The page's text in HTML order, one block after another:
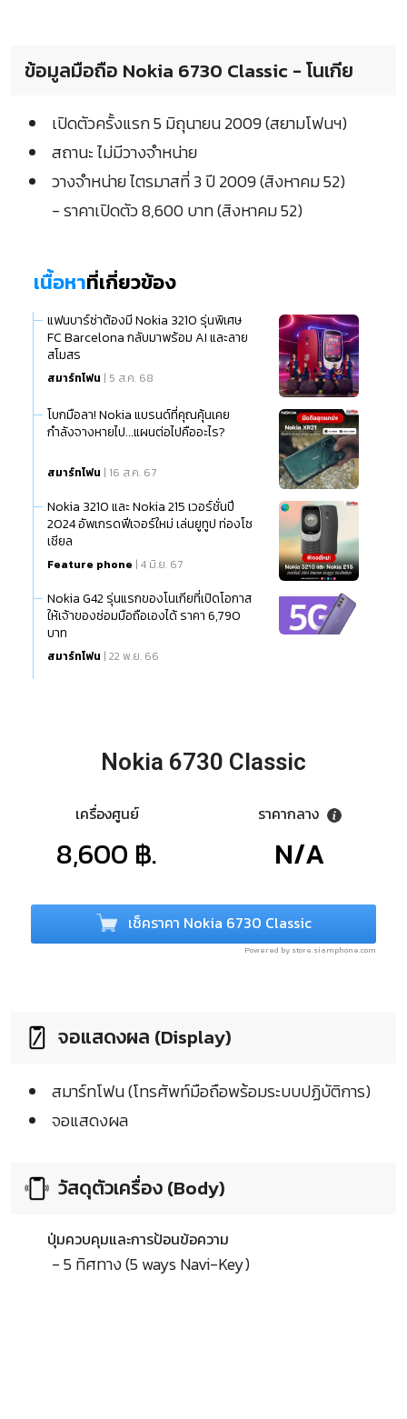
ข้อมูลมือถือ Nokia 6730 Classic - โนเกีย
เปิดตัวครั้งแรก 5 มิถุนายน 2009 (สยามโฟนฯ)
สถานะ ไม่มีวางจำหน่าย
วางจำหน่าย ไตรมาสที่ 3 ปี 2009 (สิงหาคม 52)
- ราคาเปิดตัว 8,600 บาท (สิงหาคม 52)
เนื้อหาที่เกี่ยวข้อง
แฟนบาร์ซ่าต้องมี Nokia 3210 รุ่นพิเศษ
FC Barcelona กลับมาพร้อม AI และลาย
สโมสร
สมาร์ทโฟน | 5 ส.ค. 68
โบกมือลา! Nokia แบรนด์ที่คุณคุ้นเคย
กำลังจางหายไป...แผนต่อไปคืออะไร?
สมาร์ทโฟน | 16 ส.ค. 67
Nokia 3210 และ Nokia 215 เวอร์ชั่นปี
2024 อัพเกรดฟีเจอร์ใหม่ เล่นยูทูป ท่องโซ
เชียล
Feature phone | 4 มิ.ย. 67
Nokia G42 รุ่นแรกของโนเกียที่เปิดโอกาส
ให้เจ้าของซ่อมมือถือเองได้ ราคา 6,790
บาท
สมาร์ทโฟน | 22 พ.ย. 66
Nokia 6730 Classic
เครื่องศูนย์
8,600 ฿.
ราคากลาง
N/A
เช็คราคา Nokia 6730 Classic
Powered by store.siamphone.com
จอแสดงผล (Display)
สมาร์ทโฟน (โทรศัพท์มือถือพร้อมระบบปฏิบัติการ)
จอแสดงผล
วัสดุตัวเครื่อง (Body)
ปุ่มควบคุมและการป้อนข้อความ
- 5 ทิศทาง (5 ways Navi-Key)